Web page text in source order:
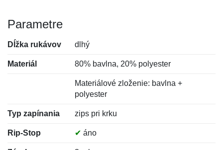
Parametre
Dĺžka rukávov dlhý
Materiál 80% bavlna, 20% polyester
Materiálové zloženie: bavlna +
polyester
Typ zapínania zips pri krku
Rip-Stop ✔ áno